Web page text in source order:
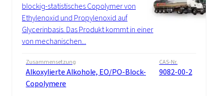
blockig-statistisches Copolymer von
Ethylenoxid und Propylenoxid auf
Glycerinbasis. Das Produkt kommt in einer
von mechanischen...
Zusammensetzung
Alkoxylierte Alkohole, EO/PO-Block-
Copolymere
CAS-Nr.
9082-00-2